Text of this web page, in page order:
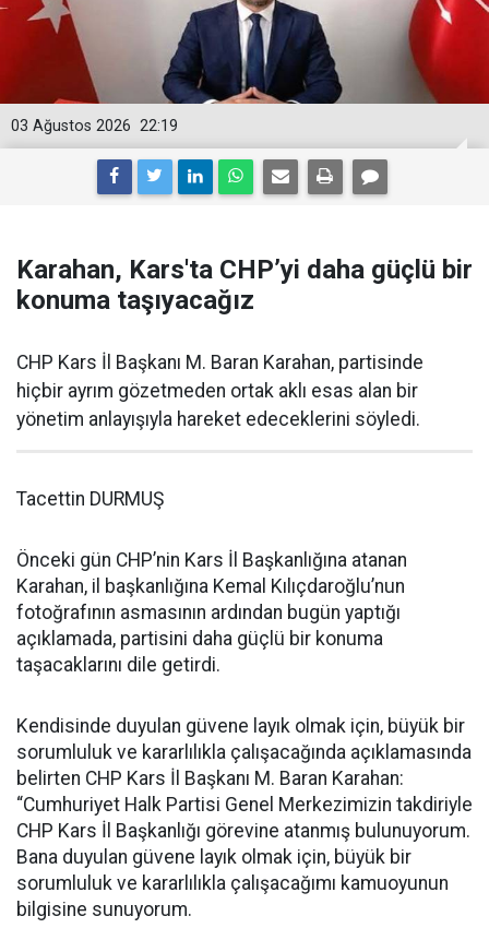
22:19
03 Ağustos 2026
Karahan, Kars'ta CHP’yi daha güçlü bir
konuma taşıyacağız
CHP Kars İl Başkanı M. Baran Karahan, partisinde
hiçbir ayrım gözetmeden ortak aklı esas alan bir
yönetim anlayışıyla hareket edeceklerini söyledi.
Tacettin DURMUŞ
Önceki gün CHP’nin Kars İl Başkanlığına atanan
Karahan, il başkanlığına Kemal Kılıçdaroğlu’nun
fotoğrafının asmasının ardından bugün yaptığı
açıklamada, partisini daha güçlü bir konuma
taşacaklarını dile getirdi.
Kendisinde duyulan güvene layık olmak için, büyük bir
sorumluluk ve kararlılıkla çalışacağında açıklamasında
belirten CHP Kars İl Başkanı M. Baran Karahan:
“Cumhuriyet Halk Partisi Genel Merkezimizin takdiriyle
CHP Kars İl Başkanlığı görevine atanmış bulunuyorum.
Bana duyulan güvene layık olmak için, büyük bir
sorumluluk ve kararlılıkla çalışacağımı kamuoyunun
bilgisine sunuyorum.